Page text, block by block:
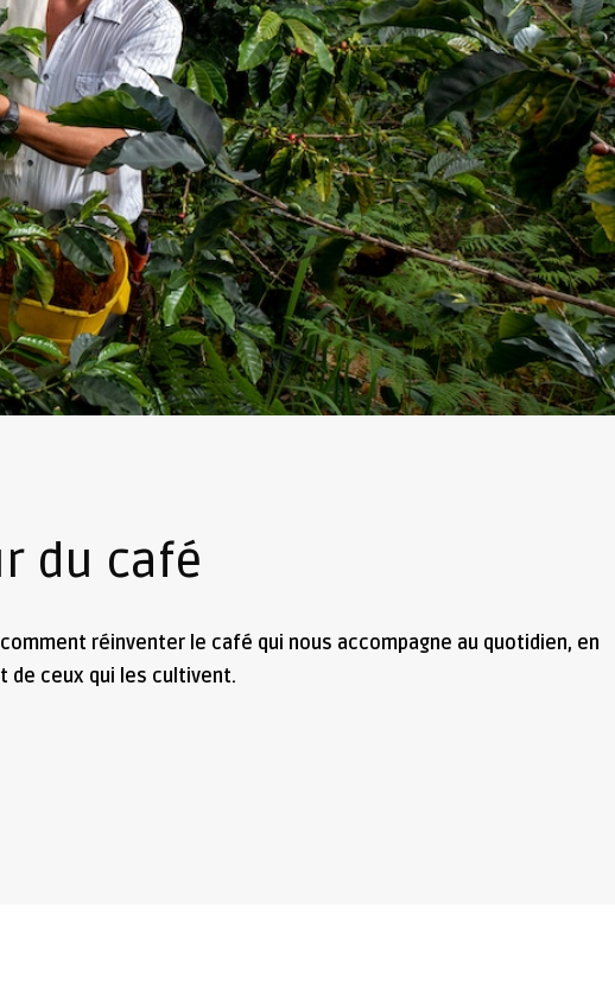
du café
réinventer le café qui nous accompagne au quotidien, en
de ceux qui les cultivent.